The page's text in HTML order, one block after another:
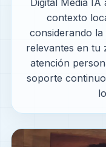
contexto
considerando
relevantes en tu
atención
soporte